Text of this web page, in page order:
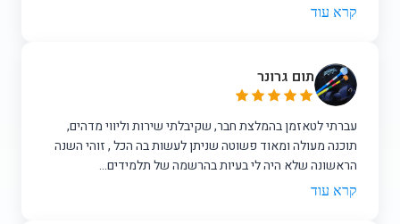
קרא עוד
תום גרונר
עברתי לטאזמן בהמלצת חבר, שקיבלתי שירות וליווי מדהים,
תוכנה מעולה ומאוד פשוטה שניתן לעשות בה הכל , זוהי השנה
הראשונה שלא היה לי בעיות בהרשמה של תלמידים...
קרא עוד